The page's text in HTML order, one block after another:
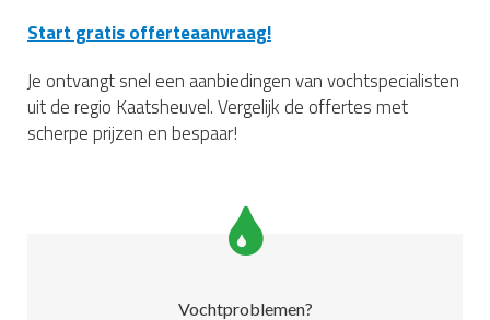
Start gratis offerteaanvraag!
Je ontvangt snel een aanbiedingen van vochtspecialisten
uit de regio Kaatsheuvel. Vergelijk de offertes met
scherpe prijzen en bespaar!
Vochtproblemen?